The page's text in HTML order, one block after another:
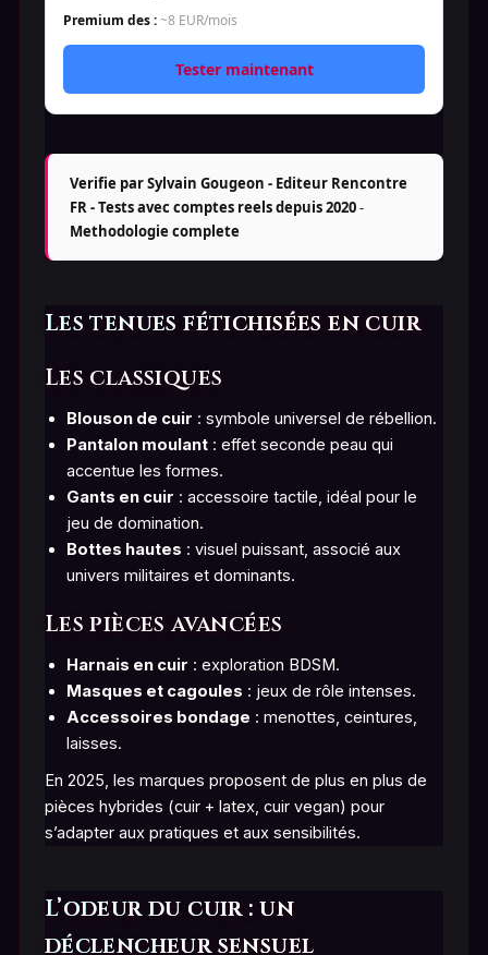
Premium des :~8 EUR/mois
Tester maintenant
Verifie par Sylvain Gougeon - Editeur Rencontre
FR - Tests avec comptes reels depuis 2020-
Methodologie complete
Les tenues fétichisées en cuir
Les classiques
Blouson de cuir : symbole universel de rébellion.
Pantalon moulant: effet seconde peau qui
accentue les formes.
Gants en cuir : accessoire tactile, idéal pour le
jeu de domination.
Bottes hautes : visuel puissant, associé aux
univers militaires et dominants.
Les pièces avancées
Harnais en cuir : exploration BDSM.
Masques et cagoules : jeux de rôle intenses.
Accessoires bondage : menottes, ceintures,
laisses.
En 2025, les marques proposent de plus en plus de
pièces hybrides (cuir + latex, cuir vegan) pour
s’adapter aux pratiques et aux sensibilités.
L’odeur du cuir : un
déclencheur sensuel